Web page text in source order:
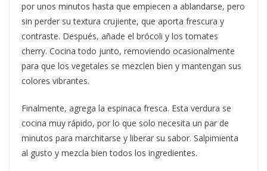
por unos minutos hasta que empiecen a ablandarse, pero
sin perder su textura crujiente, que aporta frescura y
contraste. Después, añade el brócoli y los tomates
cherry. Cocina todo junto, removiendo ocasionalmente
para que los vegetales se mezclen bien y mantengan sus
colores vibrantes.
Finalmente, agrega la espinaca fresca. Esta verdura se
cocina muy rápido, por lo que solo necesita un par de
minutos para marchitarse y liberar su sabor. Salpimienta
al gusto y mezcla bien todos los ingredientes.